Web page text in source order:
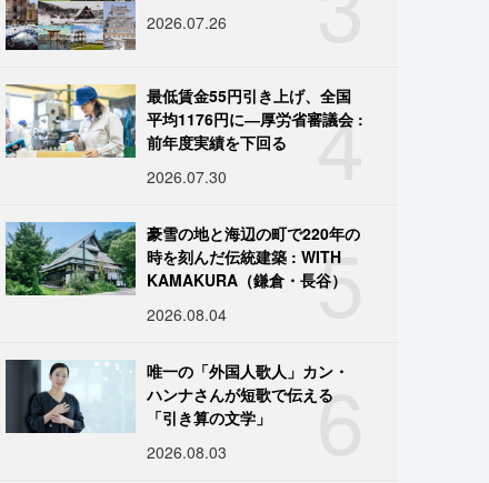
2026.07.26
4
最低賃金55円引き上げ、全国
平均1176円に―厚労省審議会 :
前年度実績を下回る
2026.07.30
5
豪雪の地と海辺の町で220年の
時を刻んだ伝統建築 : WITH
KAMAKURA（鎌倉・長谷）
2026.08.04
6
唯一の「外国人歌人」カン・
ハンナさんが短歌で伝える
「引き算の文学」
2026.08.03